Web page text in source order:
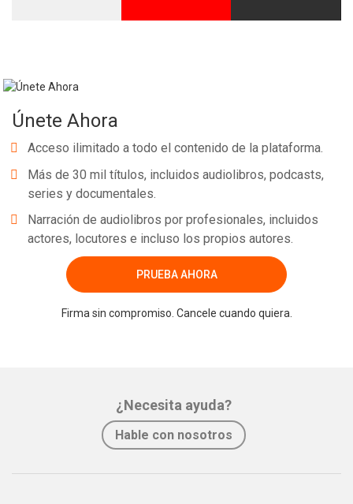
Únete Ahora
Acceso ilimitado a todo el contenido de la plataforma.
Más de 30 mil títulos, incluidos audiolibros, podcasts,
series y documentales.
Narración de audiolibros por profesionales, incluidos
actores, locutores e incluso los propios autores.
PRUEBA AHORA
Firma sin compromiso. Cancele cuando quiera.
¿Necesita ayuda?
Hable con nosotros